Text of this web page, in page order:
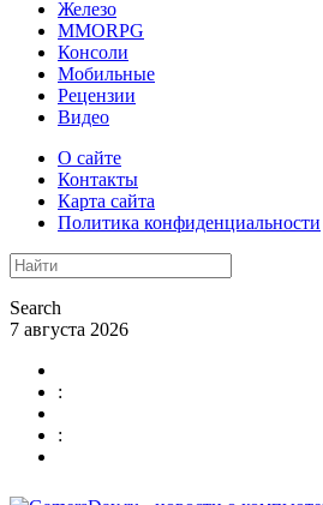
Железо
MMORPG
Консоли
Мобильные
Рецензии
Видео
О сайте
Контакты
Карта сайта
Политика конфиденциальности
Search
7 августа 2026
:
: